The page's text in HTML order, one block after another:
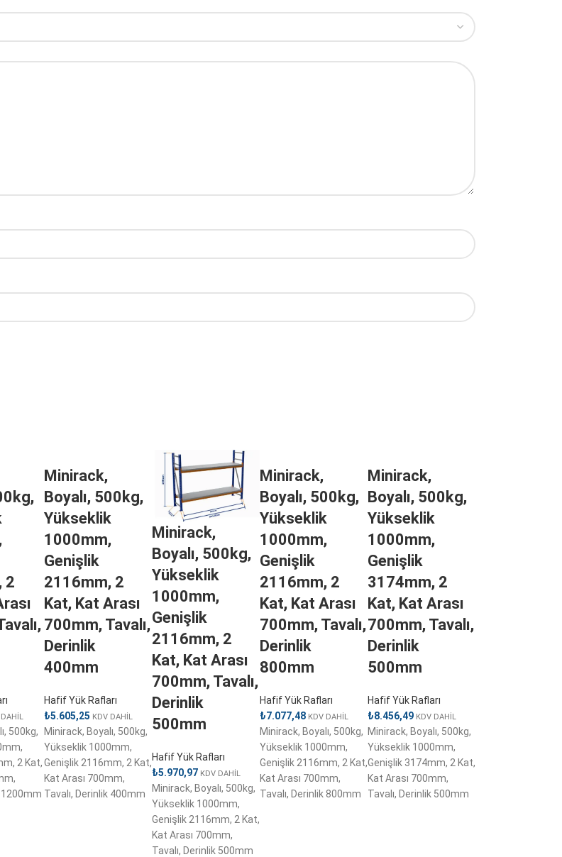
2
500kg,
2 Kat,
1200mm
Minirack,
Boyalı, 500kg,
Yükseklik
1000mm,
Genişlik
2116mm, 2
Kat, Kat Arası
700mm, Tavalı,
Derinlik
400mm
Hafif Yük Rafları
₺5.605,25 KDV DAHİL
Minirack, Boyalı, 500kg,
Yükseklik 1000mm,
Genişlik 2116mm, 2 Kat,
Kat Arası 700mm,
Tavalı, Derinlik 400mm
Minirack,
Boyalı, 500kg,
Yükseklik
1000mm,
Genişlik
2116mm, 2
Kat, Kat Arası
700mm, Tavalı,
Derinlik
500mm
Hafif Yük Rafları
₺5.970,97 KDV DAHİL
Minirack, Boyalı, 500kg,
Yükseklik 1000mm,
Genişlik 2116mm, 2 Kat,
Kat Arası 700mm,
Tavalı, Derinlik 500mm
Minirack,
Boyalı, 500kg,
Yükseklik
1000mm,
Genişlik
2116mm, 2
Kat, Kat Arası
700mm, Tavalı,
Derinlik
800mm
Hafif Yük Rafları
₺7.077,48 KDV DAHİL
Minirack, Boyalı, 500kg,
Yükseklik 1000mm,
Genişlik 2116mm, 2 Kat,
Kat Arası 700mm,
Tavalı, Derinlik 800mm
Minirack,
Boyalı, 500kg,
Yükseklik
1000mm,
Genişlik
3174mm, 2
Kat, Kat Arası
700mm, Tavalı,
Derinlik
500mm
Hafif Yük Rafları
₺8.456,49 KDV DAHİL
Minirack, Boyalı, 500kg,
Yükseklik 1000mm,
Genişlik 3174mm, 2 Kat,
Kat Arası 700mm,
Tavalı, Derinlik 500mm